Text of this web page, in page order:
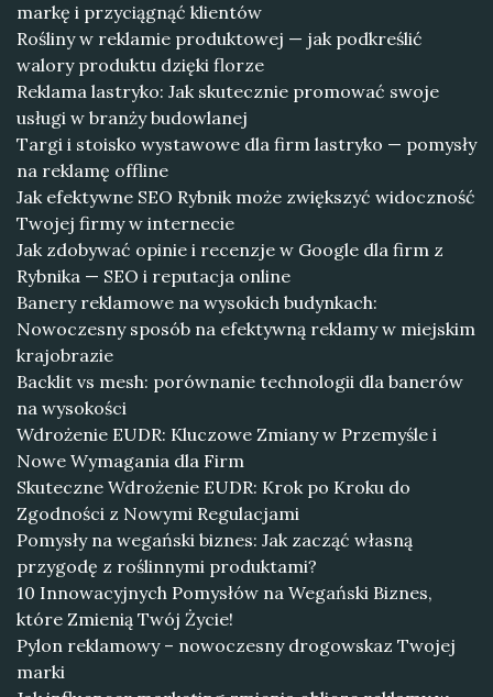
markę i przyciągnąć klientów
Rośliny w reklamie produktowej — jak podkreślić
walory produktu dzięki florze
Reklama lastryko: Jak skutecznie promować swoje
usługi w branży budowlanej
Targi i stoisko wystawowe dla firm lastryko — pomysły
na reklamę offline
Jak efektywne SEO Rybnik może zwiększyć widoczność
Twojej firmy w internecie
Jak zdobywać opinie i recenzje w Google dla firm z
Rybnika — SEO i reputacja online
Banery reklamowe na wysokich budynkach:
Nowoczesny sposób na efektywną reklamy w miejskim
krajobrazie
Backlit vs mesh: porównanie technologii dla banerów
na wysokości
Wdrożenie EUDR: Kluczowe Zmiany w Przemyśle i
Nowe Wymagania dla Firm
Skuteczne Wdrożenie EUDR: Krok po Kroku do
Zgodności z Nowymi Regulacjami
Pomysły na wegański biznes: Jak zacząć własną
przygodę z roślinnymi produktami?
10 Innowacyjnych Pomysłów na Wegański Biznes,
które Zmienią Twój Życie!
Pylon reklamowy – nowoczesny drogowskaz Twojej
marki